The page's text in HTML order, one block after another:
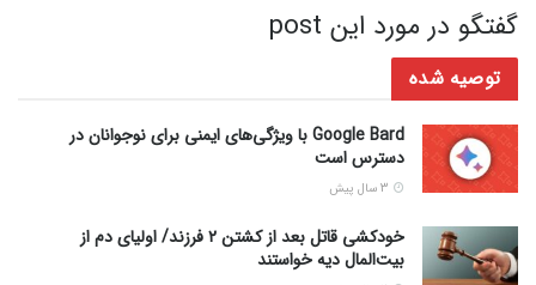
گفتگو در مورد این post
توصیه شده
Google Bard با ویژگی‌های ایمنی برای نوجوانان در
دسترس است
خودکشی قاتل بعد از کشتن ۲ فرزند/ اولیای دم از
بیت‌المال دیه خواستند